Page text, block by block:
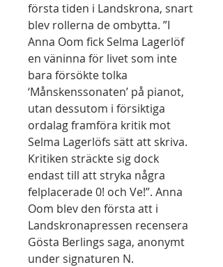
första tiden i Landskrona, snart
blev rollerna de ombytta. ”I
Anna Oom fick Selma Lagerlöf
en väninna för livet som inte
bara försökte tolka
‘Månskenssonaten’ på pianot,
utan dessutom i försiktiga
ordalag framföra kritik mot
Selma Lagerlöfs sätt att skriva.
Kritiken sträckte sig dock
endast till att stryka några
felplacerade 0! och Ve!”. Anna
Oom blev den första att i
Landskronapressen recensera
Gösta Berlings saga, anonymt
under signaturen N.